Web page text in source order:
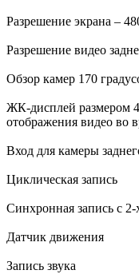
Разрешение экрана –
Разрешение видео
Обзор камер 170
ЖК-дисплей размером
отображения видео во
Вход для камеры
Циклическая запись
Синхронная запись с 2-
Датчик движения
Запись звука